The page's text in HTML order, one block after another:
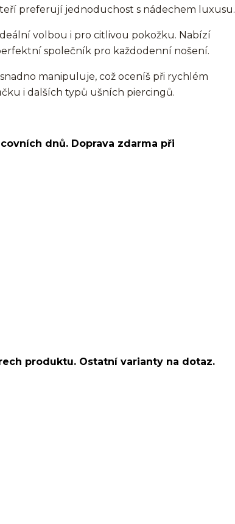
preferují jednoduchost s nádechem luxusu.
volbou i pro citlivou pokožku. Nabízí
společník pro každodenní nošení.
manipuluje, což oceníš při rychlém
i dalších typů ušních piercingů.
dnů. Doprava zdarma při
produktu. Ostatní varianty na dotaz.